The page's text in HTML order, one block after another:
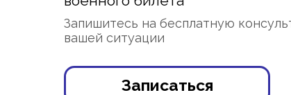
Запишитесь на бесплатную
вашей ситуации
Записаться